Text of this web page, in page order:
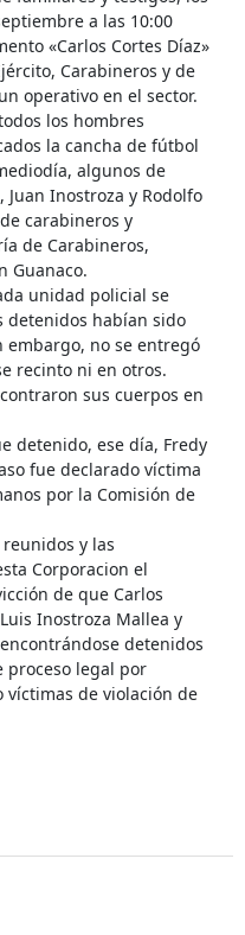
a las 10:00
«Carlos Cortes Díaz»
Carabineros y de
operativo en el sector.
los hombres
la cancha de fútbol
algunos de
Inostroza y Rodolfo
carabineros y
de Carabineros,
Guanaco.
unidad policial se
detenidos habían sido
embargo, no se entregó
recinto ni en otros.
sus cuerpos en
detenido, ese día, Fredy
fue declarado víctima
por la Comisión de
y las
Corporacion el
de que Carlos
Inostroza Mallea y
detenidos
proceso legal por
víctimas de violación de